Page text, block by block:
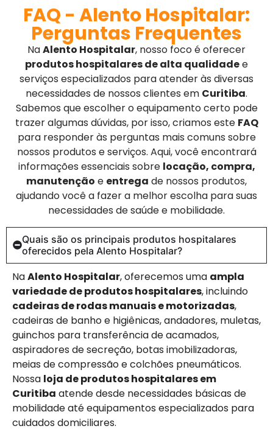
FAQ - Alento Hospitalar:
Perguntas Frequentes
NaAlento Hospitalar, nosso foco é oferecer
produtos hospitalares de alta qualidadee
serviços especializados para atender às diversas
necessidades de nossos clientes em Curitiba.
Sabemos que escolher o equipamento certo pode
trazer algumas dúvidas, por isso, criamos este FAQ
para responder às perguntas mais comuns sobre
nossos produtos e serviços. Aqui, você encontrará
informações essenciais sobre locação, compra,
manutenção e entrega de nossos produtos,
ajudando você a fazer a melhor escolha para suas
necessidades de saúde e mobilidade.
Quais são os principais produtos hospitalares
oferecidos pela Alento Hospitalar?
NaAlento Hospitalar, oferecemos uma ampla
variedade de produtos hospitalares, incluindo
cadeiras de rodas manuais e motorizadas,
cadeiras de banho e higiênicas, andadores, muletas,
guinchos para transferência de acamados,
aspiradores de secreção, botas imobilizadoras,
meias de compressão e colchões pneumáticos.
Nossa loja de produtos hospitalares em
Curitiba atende desde necessidades básicas de
mobilidade até equipamentos especializados para
cuidados domiciliares.